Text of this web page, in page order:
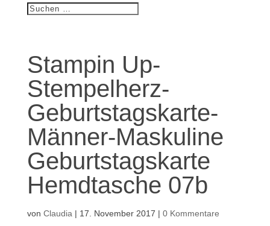
Stampin Up-
Stempelherz-
Geburtstagskarte-
Männer-Maskuline
Geburtstagskarte
Hemdtasche 07b
von Claudia | 17. November 2017 | 0 Kommentare